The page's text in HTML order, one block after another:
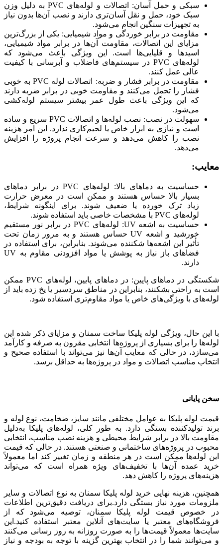
سبکی و حمل آسان: اتصالات و لوله‌های PVC به دلیل وزن
سبک خود، حمل و نقل آسان‌تری دارند و نصب آن‌ها بدون نیاز
به تجهیزات سنگین انجام می‌شود.
مقاومت در برابر خوردگی و مواد شیمیایی: یکی از بزرگ‌ترین
مزایای این اتصالات، مقاومت آن‌ها در برابر مواد شیمیایی،
اسیدها و قلیایی‌ها است. این ویژگی باعث می‌شود که
لوله‌های PVC در سیستم‌های فاضلاب و آبرسانی با کیفیت
عالی عمل کنند.
مقاومت در برابر فشار و ضربه: اتصالات لوله PVC به‌ خوبی
فشار را تحمل می‌کنند و مقاومت خوبی در برابر ضربه دارند
که این ویژگی باعث طول عمر بیشتر سیستم لوله‌کشی
می‌شود.
سهولت در نصب: نصب لوله‌ها و اتصالات PVC سریع و ساده
است و نیازی به ابزار خاص یا لحیم‌کاری ندارد. این امر هزینه
نصب را کاهش می‌دهد و سرعت انجام پروژه را افزایش
می‌دهد.
معایب:
حساسیت به دماهای بالا: لوله‌های PVC در برابر دماهای
بسیار بالا حساس هستند و ممکن است در معرض حرارت
زیاد ترک خورده یا ضعیف شوند. برای اینگونه شرایط،
لوله‌های PVC با مشخصات خاصی باید استفاده شوند.
حساسیت به اشعه UV: لوله‌های PVC در برابر نور مستقیم
خورشید و اشعه UV حساس هستند و به مرور زمان تحت
تأثیر این اشعه‌ها شکننده می‌شوند. بنابراین، برای استفاده در
فضاهای باز نیاز به پوشش یا مواد افزودنی مقاوم به UV
دارند.
شکستگی در دماهای پایین: در دماهای پایین، لوله‌های PVC ممکن
است به راحتی بشکنند، بنابراین در مناطق سردسیر یا یخ ‌زده باید از
لوله‌های با ویژگی‌های خاص یا مواد مقاوم‌تری استفاده شود.
با این حال، ویژگی لوله پلیکا ساخت سمنان و مزایای ذکر شده این
لوله‌ها را برای بسیاری از پروژه‌ها انتخابی مقرون ‌به ‌صرفه و کارآمد
می‌سازد، در حالی که معایب آن‌ها نیز می‌تواند با استفاده صحیح و
انتخاب مناسب اتصالات و مواد در پروژه‌ها به حداقل برسد.
سخن پایانی
قیمت لوله پلیکا به عوامل مختلفی مانند سایز، ضخامت، نوع لوله و
برند تولیدکننده بستگی دارد. به ‌طور کلی، لوله‌های پلیکا به‌دلیل
مقاومت بالا در برابر شرایط محیطی و هزینه نصب مناسب، انتخابی
محبوب در پروژه‌های ساختمانی و صنعتی هستند. در حالی که قیمت
این لوله‌ها ممکن است در هر منطقه و زمان تغییر کند اما معمولاً
خرید عمده آن‌ها با تخفیف‌های ویژه همراه است که می‌تواند
هزینه‌های پروژه را کاهش دهد.
همچنین، هزینه‌ نهایی خرید لوله پلیکا سمنان به نوع اتصالات و سایر
ملزومات مورد نیاز بستگی دارد.برای دریافت دقیق‌ترین اطلاعات
در خصوص قیمت لوله پلیکا سمنان، توصیه می‌شود که از
فروشگاه‌های معتبر یا سایت‌های آنلاین معتبر استفاده کنید.این
سایت‌ها معمولاً قیمت‌ها را به ‌صورت روزانه به ‌روز رسانی می‌کنند
و می‌توانند شما را در انتخاب بهترین گزینه با توجه به بودجه و نیاز